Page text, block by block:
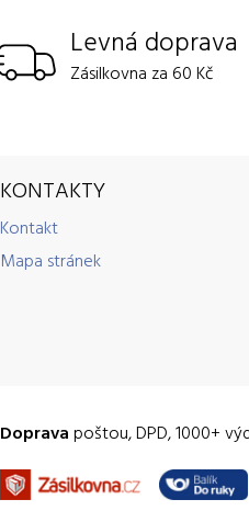
Levná doprava
Zásilkovna za 60 Kč
KONTAKTY
Kontakt
Mapa stránek
Doprava poštou, DPD, 1000+